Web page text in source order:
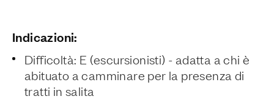
Indicazioni:
Difficoltà: E (escursionisti) - adatta a chi è
abituato a camminare per la presenza di
tratti in salita